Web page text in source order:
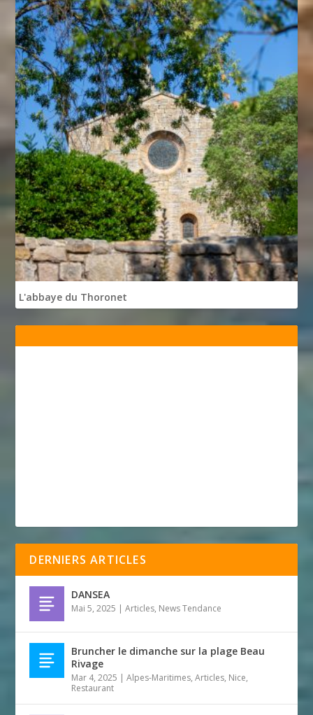
L'abbaye du Thoronet
DERNIERS ARTICLES
DANSEA
Mai 5, 2025 |Articles, News Tendance
Bruncher le dimanche sur la plage Beau
Rivage
Mar 4, 2025 |Alpes-Maritimes,Articles, Nice,
Restaurant